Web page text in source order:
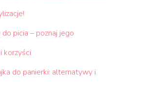
do picia – poznaj jego
korzyści
do panierki: alternatywy i